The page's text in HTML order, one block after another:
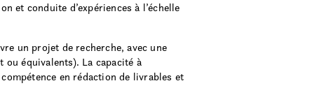
et conduite d’expériences à l’échelle
un projet de recherche, avec une
équivalents). La capacité à
en rédaction de livrables et